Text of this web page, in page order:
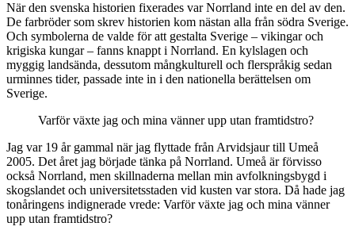
När den svenska historien fixerades var Norrland inte en del av den.
De farbröder som skrev historien kom nästan alla från södra Sverige.
Och symbolerna de valde för att gestalta Sverige – vikingar och
krigiska kungar – fanns knappt i Norrland. En kylslagen och
myggig landsända, dessutom mångkulturell och flerspråkig sedan
urminnes tider, passade inte in i den nationella berättelsen om
Sverige.
Varför växte jag och mina vänner upp utan framtidstro?
Jag var 19 år gammal när jag flyttade från Arvidsjaur till Umeå
2005. Det året jag började tänka på Norrland. Umeå är förvisso
också Norrland, men skillnaderna mellan min avfolkningsbygd i
skogslandet och universitetsstaden vid kusten var stora. Då hade jag
tonåringens indignerade vrede: Varför växte jag och mina vänner
upp utan framtidstro?